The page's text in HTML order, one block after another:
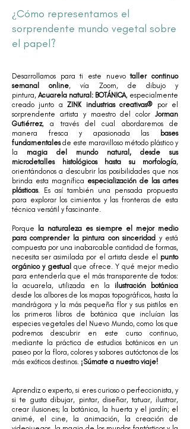
¿Cómo representamos el
sorprendente mundo vegetal sobre
el papel?
Desarrollamos para ti este nuevotaller continuo
semanal online, vía Zoom, de dibujo y
pintura, Acuarela natural: BOTÁNICA, especialmente
creado junto aZINK industrias creativas® por el
sorprendente artista y maestro del color Jorman
Gutiérrez, a través del cual abordaremos de
manera fresca y apasionada las
bases
fundamentalesde este maravilloso método plástico y
la magia del mundo natural, desde sus
microdetalles histológicos hasta su morfología,
orientándonos a descubrir las posibilidades que nos
brinda esta magnífica especialización de las artes
plásticas. Es así también una pensada propuesta
para explorar los cimientos y las fronteras de esta
técnica versátil y fascinante.
Porque la naturaleza es siempre el mejor medio
para comprender la pintura con sinceridad y está
compuesta por una inabarcable cantidad de formas,
necesita ser asimilada por el artista desde el punto
orgánico y gestualque ofrece. Y qué mejor medio
para entenderla que el más transparente de todos:
la acuarela, utilizada en la ilustración botánica
desde los albores de los mapas topográficos, hasta la
mandrágora y la más pequeña flor y sus pistilos en
los primeros libros de botánica que incluían las
especies vegetales del Nuevo Mundo, como los que
podremos descubrir en este curso continuo,
mediante la práctica de estudios botánicos en un
paseo por la flora, colores y sabores autóctonos de los
más exóticos destinos. ¡Súmate a nuestro viaje!
Aprendiz o experto, si eres curioso o perfeccionista, y
si te gusta dibujar, pintar, diseñar, tatuar, ilustrar,
crear ilusiones; la botánica, la huerta y el jardín; el
animé, el cine, la animación, la creación de